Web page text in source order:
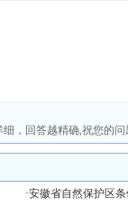
细，回答越精确,祝您的
·安徽省自然保护区条